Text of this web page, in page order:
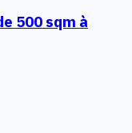
500 sqm à